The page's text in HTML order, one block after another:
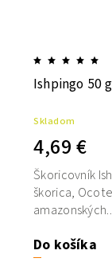
Ishpingo 50 g
Skladom
4,69 €
Do košíka
Škoricovník
škorica,